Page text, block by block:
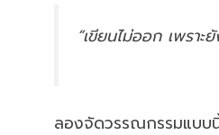
“เขียนไม่ออก เพราะ
ลองจัดวรรณกรรมแบบ